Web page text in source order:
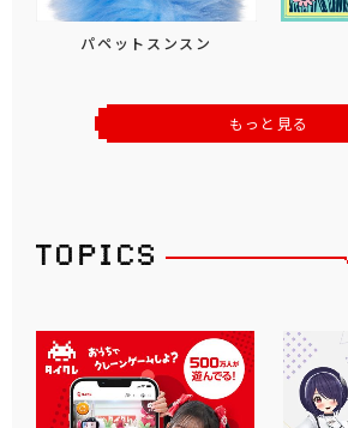
パペットスンスン
もっと見る